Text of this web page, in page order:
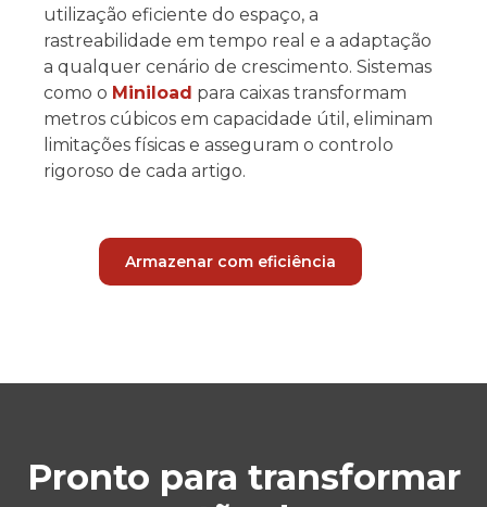
utilização eficiente do espaço, a
rastreabilidade em tempo real e a adaptação
a qualquer cenário de crescimento. Sistemas
como o Miniload para caixas transformam
metros cúbicos em capacidade útil, eliminam
limitações físicas e asseguram o controlo
rigoroso de cada artigo.
Armazenar com eficiência
Pronto para transformar